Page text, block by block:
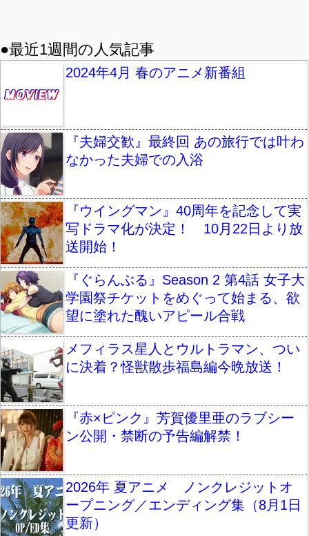
●最近1週間の人気記事
2024年4月 春のアニメ新番組
『夫婦交歓』最終回 あの旅行では叶わ
なかった夫婦での入浴
『ウイングマン』40周年を記念して実
写ドラマ化が決定！ 10月22日より放
送開始！
『ぐらんぶる』Season 2 第4話 女子大
学園祭チケットをめぐって始まる、欲
望に塗れた醜いアピール合戦
メフィラス星人とウルトラマン、つい
に決着？怪獣散歩福島編今晩放送！
『赤×ピンク』芳賀優里亜のラブシー
ン公開・禁断の予告編解禁！
2026年 夏アニメ ノンクレジットオ
ープニング／エンディング集（8月1日
更新）